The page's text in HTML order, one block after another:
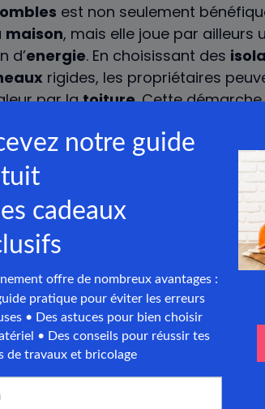
est non seulement
maison, mais elle joue par ailleurs
d’energie. En choisissant des
rigides, les propriétaires
par latoiture. Cette
facture énergétique allégée. Le
sont déterminants pour
un professionnel peut aider à
, garantissant ainsi que les